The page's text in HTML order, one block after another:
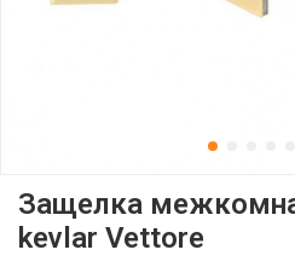
Защелка
kevlar Vettore